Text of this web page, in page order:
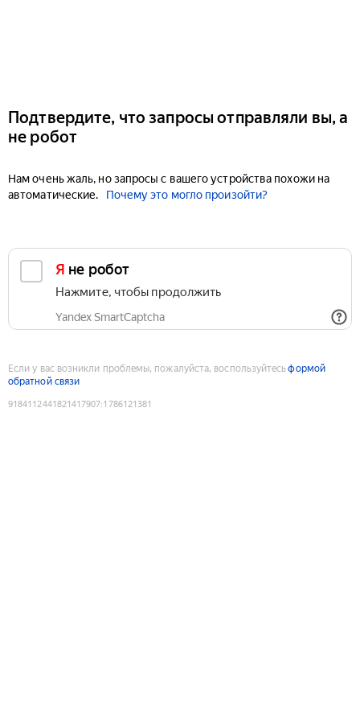
Подтвердите, что запросы отправляли вы, а
не робот
Нам очень жаль, но запросы с вашего устройства похожи на
автоматические.
Почему это могло произойти?
Я не робот
Нажмите, чтобы продолжить
Yandex SmartCaptcha
Если у вас возникли проблемы, пожалуйста, воспользуйтесьформой
обратной связи
9184112441821417907:1786121381